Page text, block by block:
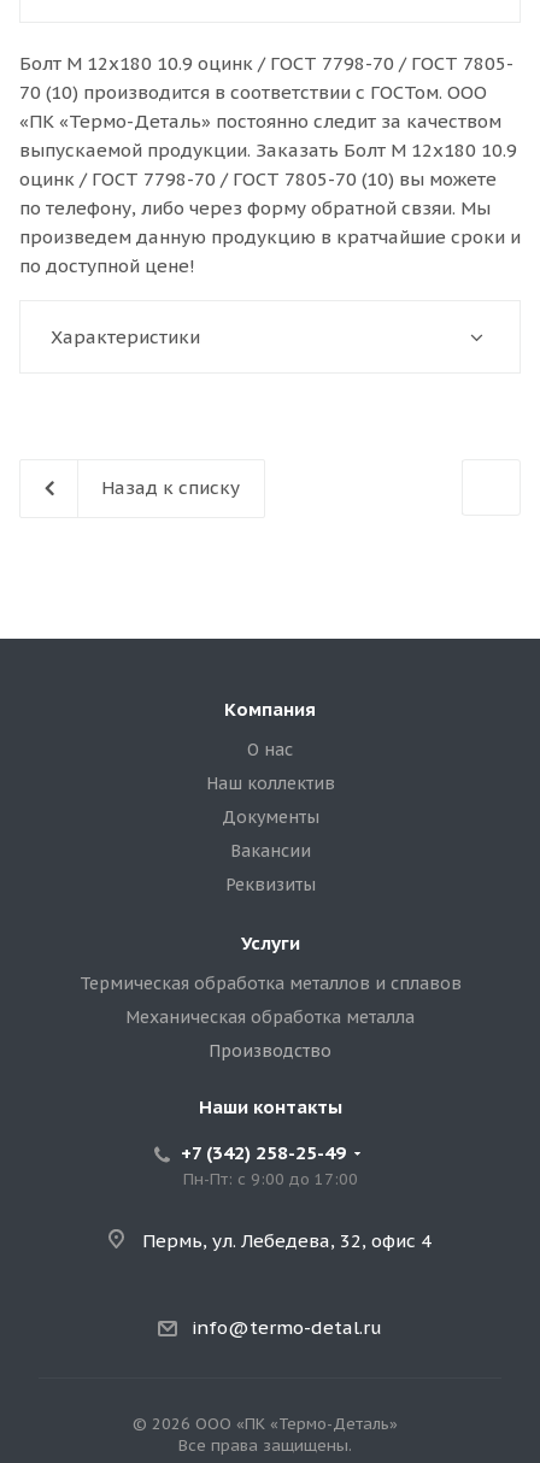
Болт M 12x180 10.9 оцинк / ГОСТ 7798-70 / ГОСТ 7805-
70 (10) производится в соответствии с ГОСТом. ООО
«ПК «Термо-Деталь» постоянно следит за качеством
выпускаемой продукции. Заказать Болт M 12x180 10.9
оцинк / ГОСТ 7798-70 / ГОСТ 7805-70 (10) вы можете
по телефону, либо через форму обратной свзяи. Мы
произведем данную продукцию в кратчайшие сроки и
по доступной цене!
Характеристики
Назад к списку
Компания
О нас
Наш коллектив
Документы
Вакансии
Реквизиты
Услуги
Термическая обработка металлов и сплавов
Механическая обработка металла
Производство
Наши контакты
+7 (342) 258-25-49
Пн-Пт: с 9:00 до 17:00
Пермь, ул. Лебедева, 32, офис 4
info@termo-detal.ru
© 2026 ООО «ПК «Термо-Деталь»
Все права защищены.